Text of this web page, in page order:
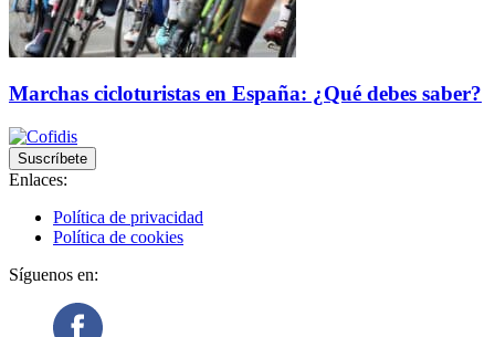
Marchas cicloturistas en España: ¿Qué debes saber?
Suscríbete
Enlaces:
Política de privacidad
Política de cookies
Síguenos en: